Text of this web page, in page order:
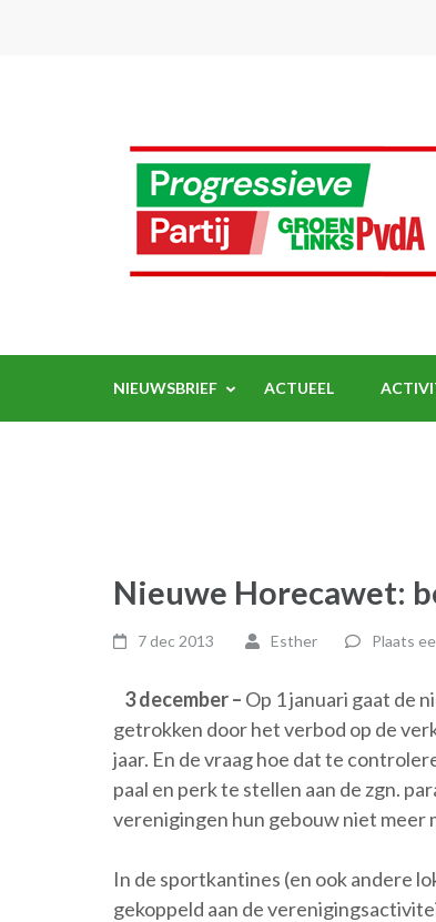
NIEUWSBRIEF ACTUEEL
Nieuwe Horecawet:
7 dec 2013 Esther Plaats
3 december – Op 1 januari gaat de
getrokken door het verbod op de
jaar. En de vraag hoe dat te
paal en perk te stellen aan de zgn.
verenigingen hun gebouw niet meer
In de sportkantines (en ook andere
gekoppeld aan de